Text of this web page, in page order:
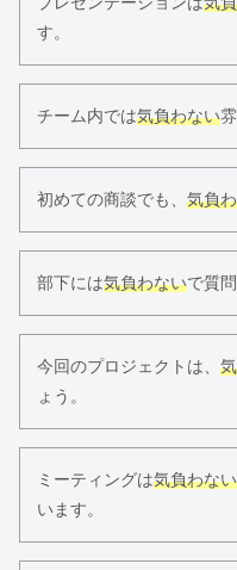
す。
チーム内では気負わない
初めての商談でも、 気負
部下には気負わないで質
今回のプロジェクトは、
ょう。
ミーティングは気負わない
います。